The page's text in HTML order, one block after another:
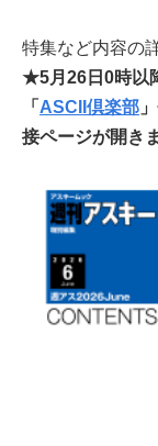
特集など内容の
★5月26日0時以
「 ASCII倶楽部
接ページが開き